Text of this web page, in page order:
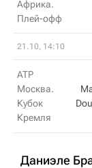
Африка.
Плей-офф
21.10, 14:10
ATP
Москва.
Кубок
Кремля
Даниэле